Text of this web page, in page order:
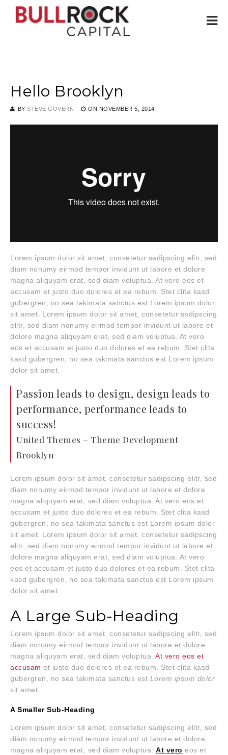
Hello Brooklyn
BY STEVE GOVERN ON NOVEMBER 5, 2014
Lorem ipsum dolor sit amet, consetetur sadipscing elitr, sed
diam nonumy eirmod tempor invidunt ut labore et dolore
magna aliquyam erat, sed diam voluptua. At vero eos et
accusam et justo duo dolores et ea rebum. Stet clita kasd
gubergren, no sea takimata sanctus est Lorem ipsum dolor
sit amet. Lorem ipsum dolor sit amet, consetetur sadipscing
elitr, sed diam nonumy eirmod tempor invidunt ut labore et
dolore magna aliquyam erat, sed diam voluptua. At vero
eos et accusam et justo duo dolores et ea rebum. Stet clita
kasd gubergren, no sea takimata sanctus est Lorem ipsum
dolor sit amet.
Passion leads to design, design leads to
performance, performance leads to
success!
United Themes – Theme Development
Brooklyn
Lorem ipsum dolor sit amet, consetetur sadipscing elitr, sed
diam nonumy eirmod tempor invidunt ut labore et dolore
magna aliquyam erat, sed diam voluptua. At vero eos et
accusam et justo duo dolores et ea rebum. Stet clita kasd
gubergren, no sea takimata sanctus est Lorem ipsum dolor
sit amet. Lorem ipsum dolor sit amet, consetetur sadipscing
elitr, sed diam nonumy eirmod tempor invidunt ut labore et
dolore magna aliquyam erat, sed diam voluptua. At vero
eos et accusam et justo duo dolores et ea rebum. Stet clita
kasd gubergren, no sea takimata sanctus est Lorem ipsum
dolor sit amet.
A Large Sub-Heading
Lorem ipsum dolor sit amet, consetetur sadipscing elitr, sed
diam nonumy eirmod tempor invidunt ut labore et dolore
magna aliquyam erat, sed diam voluptua. At vero eos et
accusam et justo duo dolores et ea rebum. Stet clita kasd
gubergren, no sea takimata sanctus est Lorem ipsum dolor
sit amet.
A Smaller Sub-Heading
Lorem ipsum dolor sit amet, consetetur sadipscing elitr, sed
diam nonumy eirmod tempor invidunt ut labore et dolore
magna aliquyam erat, sed diam voluptua. At vero eos et